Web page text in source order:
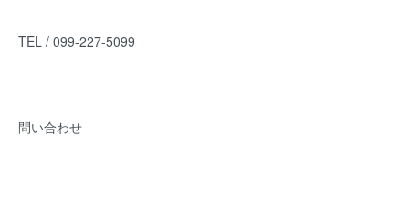
TEL / 099-227-5099
問い合わせ